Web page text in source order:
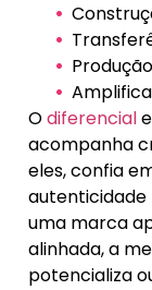
Odiferencial
acompanha
eles, confia
autenticidade
uma marca
alinhada, a
potencializa